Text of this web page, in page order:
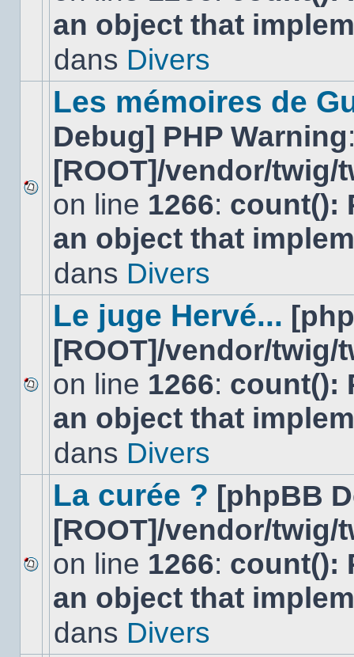
message
non-
dans
an object that
dans Divers
Aucun
nouveau
message
non-
dans
Les mémoires de
Debug] PHP Warning
[ROOT]/vendor/
on line 1266: count():
an object that
dans Divers
Aucun
nouveau
message
Le juge Hervé...
[ROOT]/vendor/
on line 1266: count():
an object that
dans Divers
Aucun
nouveau
message
La curée ? [phpBB
[ROOT]/vendor/
on line 1266: count():
an object that
dans Divers